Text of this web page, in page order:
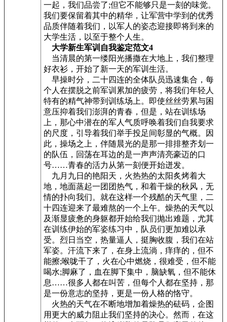
一起，我们品尝了;但它不能够只是一刻的味觉。
我们要保留着其中的精华，让军营中学到的优秀
品质伴随着我们，以军人的姿态迎接即将到来的
大学生活，以至于整个人生。
大学新生军训自我鉴定范文4
当清晨的第一缕阳光播撒在大地上，我们整理
好衣衫，开始了新一天的军训生活。
早操时分，二十四连的全体队员迅速集合，每
个人在摆脱之前军训累加的疲劳，将我们年轻人
特有的精气神带到训练场上。即使丝丝劳累与困
意压抑着我们澎湃的青春，但是，站在训练场
上，那心中潜在的军人气质呼唤着我们自我要求
的尺度，引导着我们举手投足间彰显的气概。因
此，操场之上，伴随晨光的是那一排排整齐划一
的队伍，回荡在耳边的是一声声清亮豪迈的口
号……青春的活力从第一刻便开始迸发。
九月九日的艳阳天，火热热的太阳炙烤着大
地，地面蒸起一团团热气，和着干燥的秋风，无
情的扑向我们。就在这样一个残酷的天气里，二
十四连迎来了最难熬的一个上午。燥热的天气以
及渐显疲惫的身躯都开始给我们抛出难题，尤其
在训练伊始的军姿练习中，队员们更加难以承
受。烈日当空，热量逼人，挺胸收腹，我们在站
军姿。汗流下来了，在身上流淌，痒痒的，但不
能擦;喉咙干了，火在心中燃烧，很难受，但不能
喝水;脚麻了，血在脚下集中，脑缺氧，但不能休
息……很多人都在叫苦，但每个人都在坚持，那
是一份意志的坚持，更是一份人格的恪守。
火热的天气在不断地增加着燥热的砝码，企图
用更大的威力阻止我们坚持的决心。然而，在这